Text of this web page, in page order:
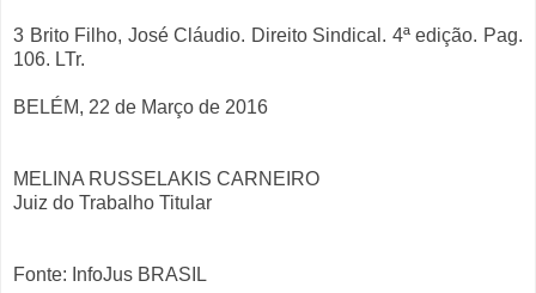
3 Brito Filho, José Cláudio. Direito Sindical. 4ª edição. Pag.
106. LTr.
BELÉM, 22 de Março de 2016
MELINA RUSSELAKIS CARNEIRO
Juiz do Trabalho Titular
Fonte: InfoJus BRASIL